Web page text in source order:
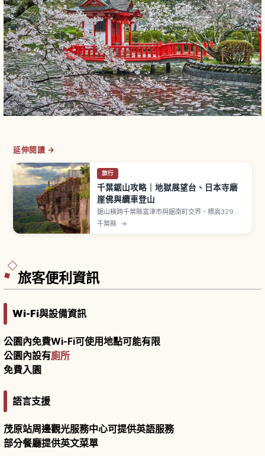
延伸閱讀 →
旅行
千葉鋸山攻略｜地獄展望台、日本寺磨
崖佛與纜車登山
鋸山橫跨千葉縣富津市與鋸南町交界、標高329公
尺，因稜線像鋸齒得名。象徵「地獄のぞき」可在
陡峭懸崖上探頭俯瞰東京灣。山中「日本寺」境內
千葉縣 →
旅客便利資訊
Wi-Fi與設備資訊
公園內免費Wi-Fi可使用地點可能有限
公園內設有廁所
免費入園
語言支援
茂原站周邊觀光服務中心可提供英語服務
部分餐廳提供英文菜單